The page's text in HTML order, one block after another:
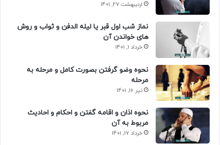
اردیبهشت 27, 1401
نماز شب اول قبر یا لیله الدفن و ثواب و روش
های خواندن آن
خرداد 1, 1401
نحوه وضو گرفتن بصورت کامل و مرحله به
مرحله
تیر 16, 1401
نحوه اذان و اقامه گفتن و احکام و احادیث
مربوط به آن
خرداد 17, 1401